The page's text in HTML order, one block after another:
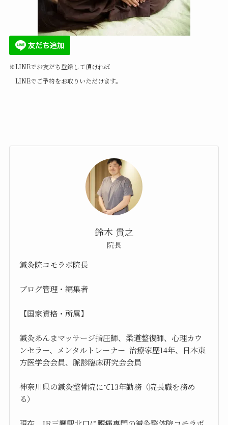
※LINEでお友だち登録して頂ければ
LINEでご予約をお取りいただけます。
鈴木 貴之
院長
鍼灸院コモラボ院長
ブログ管理・編集者
【国家資格・所属】
鍼灸あんまマッサージ指圧師、柔道整復師、心理カウ
ンセラー、メンタルトレーナー 治療家歴14年、日本東
方医学会会員、脈診臨床研究会会員
神奈川県の鍼灸整骨院にて13年勤務（院長職を務め
る）